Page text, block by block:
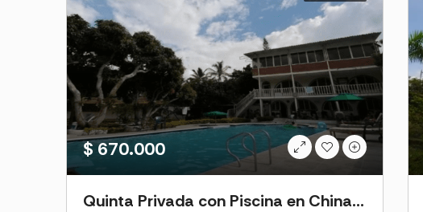
$ 670.000
Quinta Privada con Piscina en Chinauta